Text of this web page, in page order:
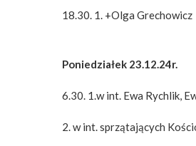
18.30. 1. +Olga Grechowicz
Poniedziałek 23.12.24r.
6.30. 1.w int. Ewa Rychlik,
2. w int. sprzątających